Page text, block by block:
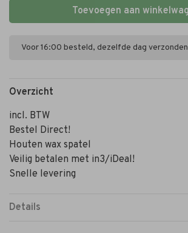
Toevoegen aan
Voor 16:00 besteld, dezelfde dag
Overzicht
incl. BTW
Bestel Direct!
Houten wax spatel
Veilig betalen met in3/iDeal!
Snelle levering
Details